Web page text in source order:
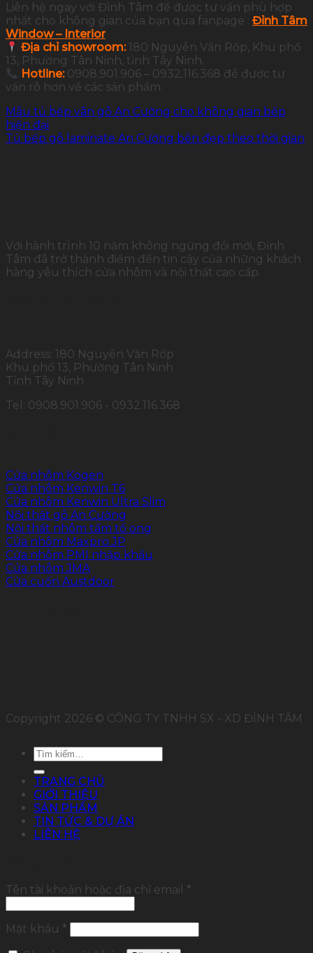
Liên hệ ngay với Đỉnh Tâm để được tư vấn phù hợp
nhất cho không gian của bạn qua fanpage : Đỉnh Tâm
Window – Interior
Địa chỉ showroom:180 Nguyễn Văn Rốp, Khu phố
13, Phường Tân Ninh, tỉnh Tây Ninh.
Hotline: 0908.901.906 – 0932.116.368 để được tư
vấn rõ hơn về các sản phẩm.
Mẫu tủ bếp vân gỗ An Cường cho không gian bếp
hiện đại
Tủ bếp gỗ laminate An Cường bền đẹp theo thời gian
Với hành trình 10 năm không ngừng đổi mới, Đỉnh
Tâm đã trở thành điểm đến tin cậy của những khách
hàng yêu thích cửa nhôm và nội thất cao cấp.
Address: 180 Nguyễn Văn Rốp
Khu phố 13, Phường Tân Ninh
Tỉnh Tây Ninh
Tel: 0908.901.906 - 0932.116.368
Cửa nhôm Kogen
Cửa nhôm Kenwin T6
Cửa nhôm Kenwin Ultra Slim
Nội thất gỗ An Cường
Nội thất nhôm tấm tổ ong
Cửa nhôm Maxpro.JP
Cửa nhôm PMI nhập khẩu
Cửa nhôm JMA
Cửa cuốn Austdoor
Copyright 2026 © CÔNG TY TNHH SX - XD ĐỈNH TÂM
Tìm
kiếm:
TRANG CHỦ
GIỚI THIỆU
SẢN PHẨM
TIN TỨC & DỰ ÁN
LIÊN HỆ
Tên tài khoản hoặc địa chỉ email *
Mật khẩu *